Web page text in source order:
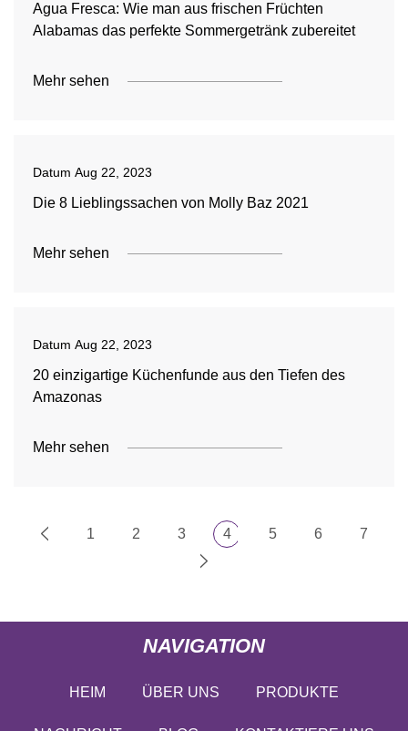
Agua Fresca: Wie man aus frischen Früchten
Alabamas das perfekte Sommergetränk zubereitet
Mehr sehen
Datum Aug 22, 2023
Die 8 Lieblingssachen von Molly Baz 2021
Mehr sehen
Datum Aug 22, 2023
20 einzigartige Küchenfunde aus den Tiefen des
Amazonas
Mehr sehen
1 2 3 4 5 6 7
NAVIGATION
HEIM ÜBER UNS PRODUKTE